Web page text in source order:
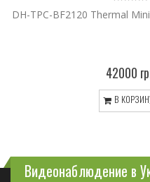
DH-TPC-BF2120 Thermal
42000
В
Видеонаблюдение в